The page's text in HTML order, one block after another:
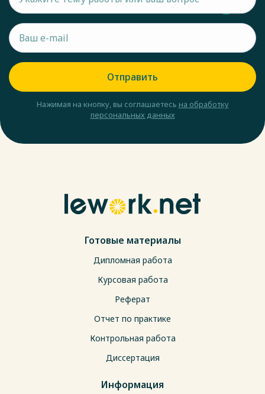
Отправить
Нажимая на кнопку, вы соглашаетесь на обработку
персональных данных
Готовые материалы
Дипломная работа
Курсовая работа
Реферат
Отчет по практике
Контрольная работа
Диссертация
Информация